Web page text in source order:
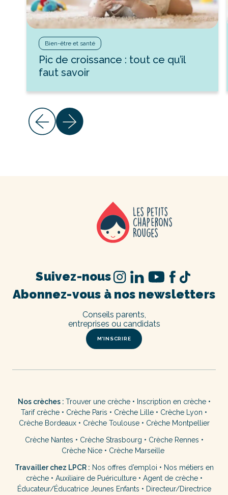
Bien-être et santé
Pic de croissance : tout ce qu’il
faut savoir
Abonnez-vous à nos newsletters
M’INSCRIRE
Conseils parents,
entreprises ou candidats
Suivez-nous
Nos crèches : Trouver une crèche• Inscription en crèche•
Tarif crèche • Crèche Paris • Crèche Lille • Crèche Lyon •
Crèche Bordeaux• Crèche Toulouse• Crèche Montpellier
Crèche Nantes • Crèche Strasbourg • Crèche Rennes •
Crèche Nice • Crèche Marseille
Travailler chez LPCR : Nos offres d’emploi • Nos métiers en
crèche• Auxiliaire de Puériculture• Agent de crèche•
Éducateur/Éducatrice Jeunes Enfants • Directeur/Directrice